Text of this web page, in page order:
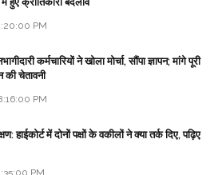
PM
कर्मचारियों ने खोला मोर्चा, सौंपा ज्ञापन; मांगे पूरी
की चेतावनी
PM
हाईकोर्ट में दोनों पक्षों के वकीलों ने क्या तर्क दिए, पढ़िए